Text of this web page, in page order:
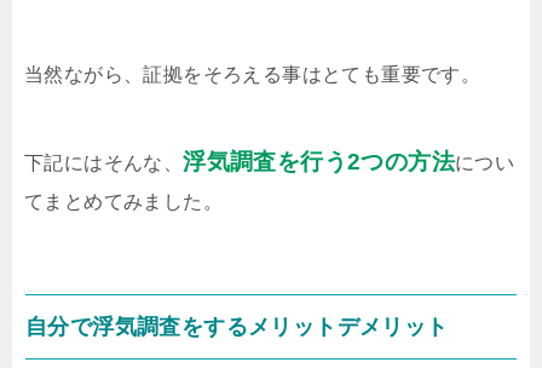
当然ながら、証拠をそろえる事はとても重要です。
下記にはそんな、浮気調査を行う2つの方法につい
てまとめてみました。
自分で浮気調査をするメリットデメリット